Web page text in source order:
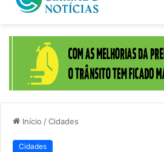
Início /Cidades
Cidades